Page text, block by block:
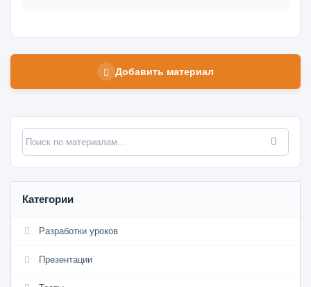
Добавить материал
Категории
Разработки уроков
Презентации